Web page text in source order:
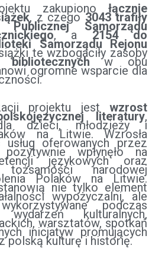
zakupiono łącznie
, z czego3043 trafiły
Samorządu
, a2154 do
Samorządu Rejonu
te wzbogaciły zasoby
w obu
ogromne wsparcie dla
projektu jest wzrost
literatury,
dzieci, młodzieży i
na Litwie. Wzrosła
oferowanych przez
wpłynęło na
językowych oraz
tożsamości narodowej
Polaków na Litwie.
nie tylko element
wypożyczalni, ale
podczas
wydarzeń kulturalnych,
warsztatów, spotkań
inicjatyw promujących
polską kulturę i historię.